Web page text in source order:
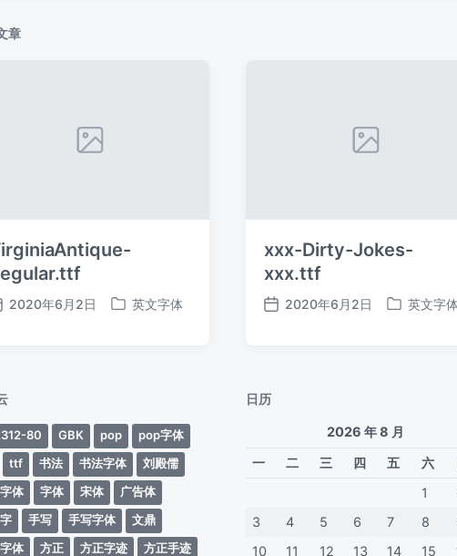
章
2020年6月2日
发
英文字体
xxx-Dirty-Jokes-
xxx.ttf
发
2020年6月2日
发
英文字
80 GBK pop
pop字体
ttf
书法 书法字体
刘殿儒
体
字体 宋体
广告体
手写 手写字体
文鼎
体
方正 方正字迹 方正手迹
日历
2026 年 8 月
一
二 三 四 五 六
1
3
4 5 6 7 8
10
11 12 13 14 15